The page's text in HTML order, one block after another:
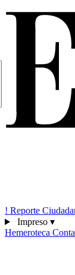
! Reporte
Impreso ▾
Hemeroteca